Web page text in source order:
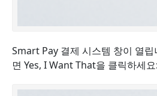
Smart Pay 결제 시스템 창이 열
면 Yes, I Want That을 클릭하세요: